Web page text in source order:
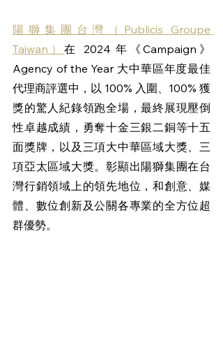
陽獅集團台灣（Publicis Groupe
Taiwan）在 2024 年《Campaign》
Agency of the Year 大中華區年度最佳
代理商評選中，以 100% 入圍、100% 獲
獎的驚人紀錄領跑全場，最終展現壓倒
性卓越成績，勇奪十金三銀二銅等十五
面獎牌，以及三項大中華區域大獎、三
項亞太區域大獎。彰顯出陽獅集團在台
灣行銷領域上的領先地位，和創意、媒
體、數位創新及公關各專業的全方位超
群優勢。